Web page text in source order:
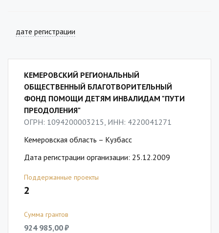
дате регистрации
КЕМЕРОВСКИЙ РЕГИОНАЛЬНЫЙ
ОБЩЕСТВЕННЫЙ БЛАГОТВОРИТЕЛЬНЫЙ
ФОНД ПОМОЩИ ДЕТЯМ ИНВАЛИДАМ "ПУТИ
ПРЕОДОЛЕНИЯ"
ОГРН: 1094200003215, ИНН: 4220041271
Кемеровская область – Кузбасс
Дата регистрации организации: 25.12.2009
Поддержанные проекты
2
Сумма грантов
924 985,00 ₽